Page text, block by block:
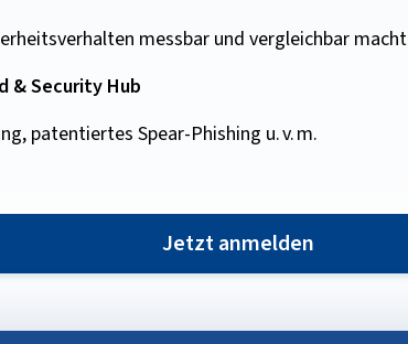
messbar und vergleichbar macht
& Security Hub
patentiertes Spear-Phishing u. v. m.
Jetzt anmelden